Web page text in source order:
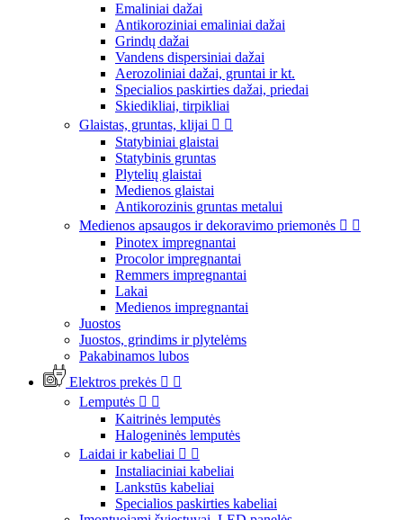
Emaliniai dažai
Antikoroziniai emaliniai dažai
Grindų dažai
Vandens dispersiniai dažai
Aerozoliniai dažai, gruntai ir kt.
Specialios paskirties dažai, priedai
Skiedikliai, tirpikliai
Glaistas, gruntas, klijai  
Statybiniai glaistai
Statybinis gruntas
Plytelių glaistai
Medienos glaistai
Antikorozinis gruntas metalui
Medienos apsaugos ir dekoravimo priemonės  
Pinotex impregnantai
Procolor impregnantai
Remmers impregnantai
Lakai
Medienos impregnantai
Juostos
Juostos, grindims ir plytelėms
Pakabinamos lubos
Elektros prekės  
Lemputės  
Kaitrinės lemputės
Halogeninės lemputės
Laidai ir kabeliai  
Instaliaciniai kabeliai
Lankstūs kabeliai
Specialios paskirties kabeliai